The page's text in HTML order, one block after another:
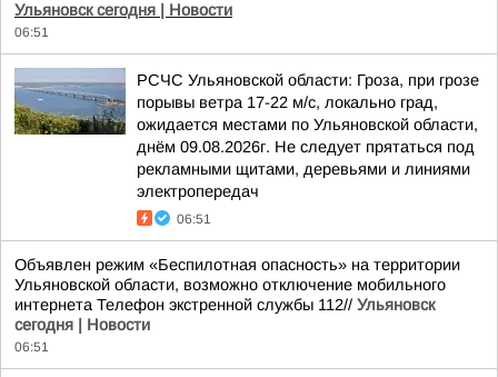
Ульяновск сегодня | Новости
06:51
РСЧС Ульяновской области: Гроза, при грозе
порывы ветра 17-22 м/с, локально град,
ожидается местами по Ульяновской области,
днём 09.08.2026г. Не следует прятаться под
рекламными щитами, деревьями и линиями
электропередач
06:51
Объявлен режим «Беспилотная опасность» на территории
Ульяновской области, возможно отключение мобильного
интернета Телефон экстренной службы 112// Ульяновск
сегодня | Новости
06:51